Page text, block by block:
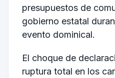
presupuestos de
gobierno estatal
evento dominical.
El choque de
ruptura total en los